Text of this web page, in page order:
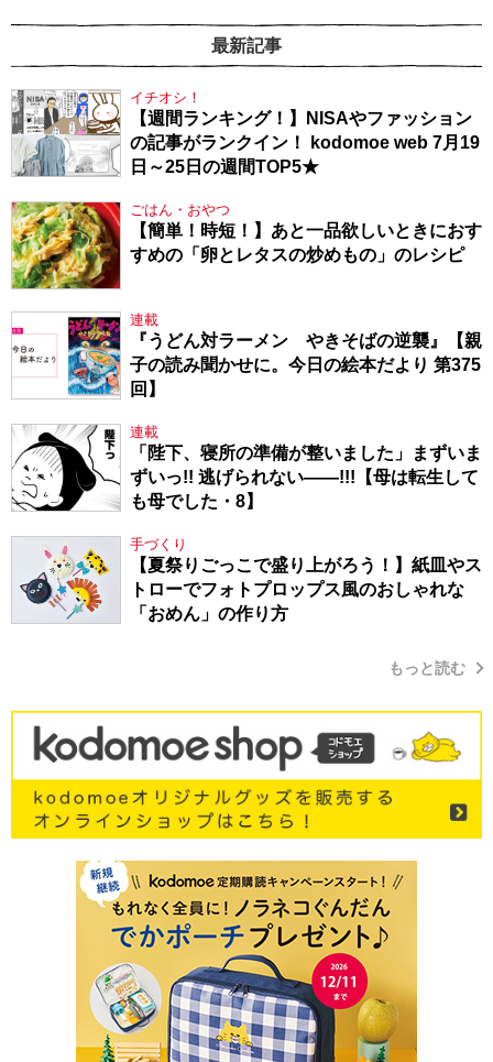
最新記事
イチオシ！
【週間ランキング！】NISAやファッション
の記事がランクイン！ kodomoe web 7月19
日～25日の週間TOP5★
ごはん・おやつ
【簡単！時短！】あと一品欲しいときにおす
すめの「卵とレタスの炒めもの」のレシピ
連載
『うどん対ラーメン やきそばの逆襲』【親
子の読み聞かせに。今日の絵本だより 第375
回】
連載
「陛下、寝所の準備が整いました」まずいま
ずいっ!! 逃げられない――!!!【母は転生して
も母でした・8】
手づくり
【夏祭りごっこで盛り上がろう！】紙皿やス
トローでフォトプロップス風のおしゃれな
「おめん」の作り方
もっと読む